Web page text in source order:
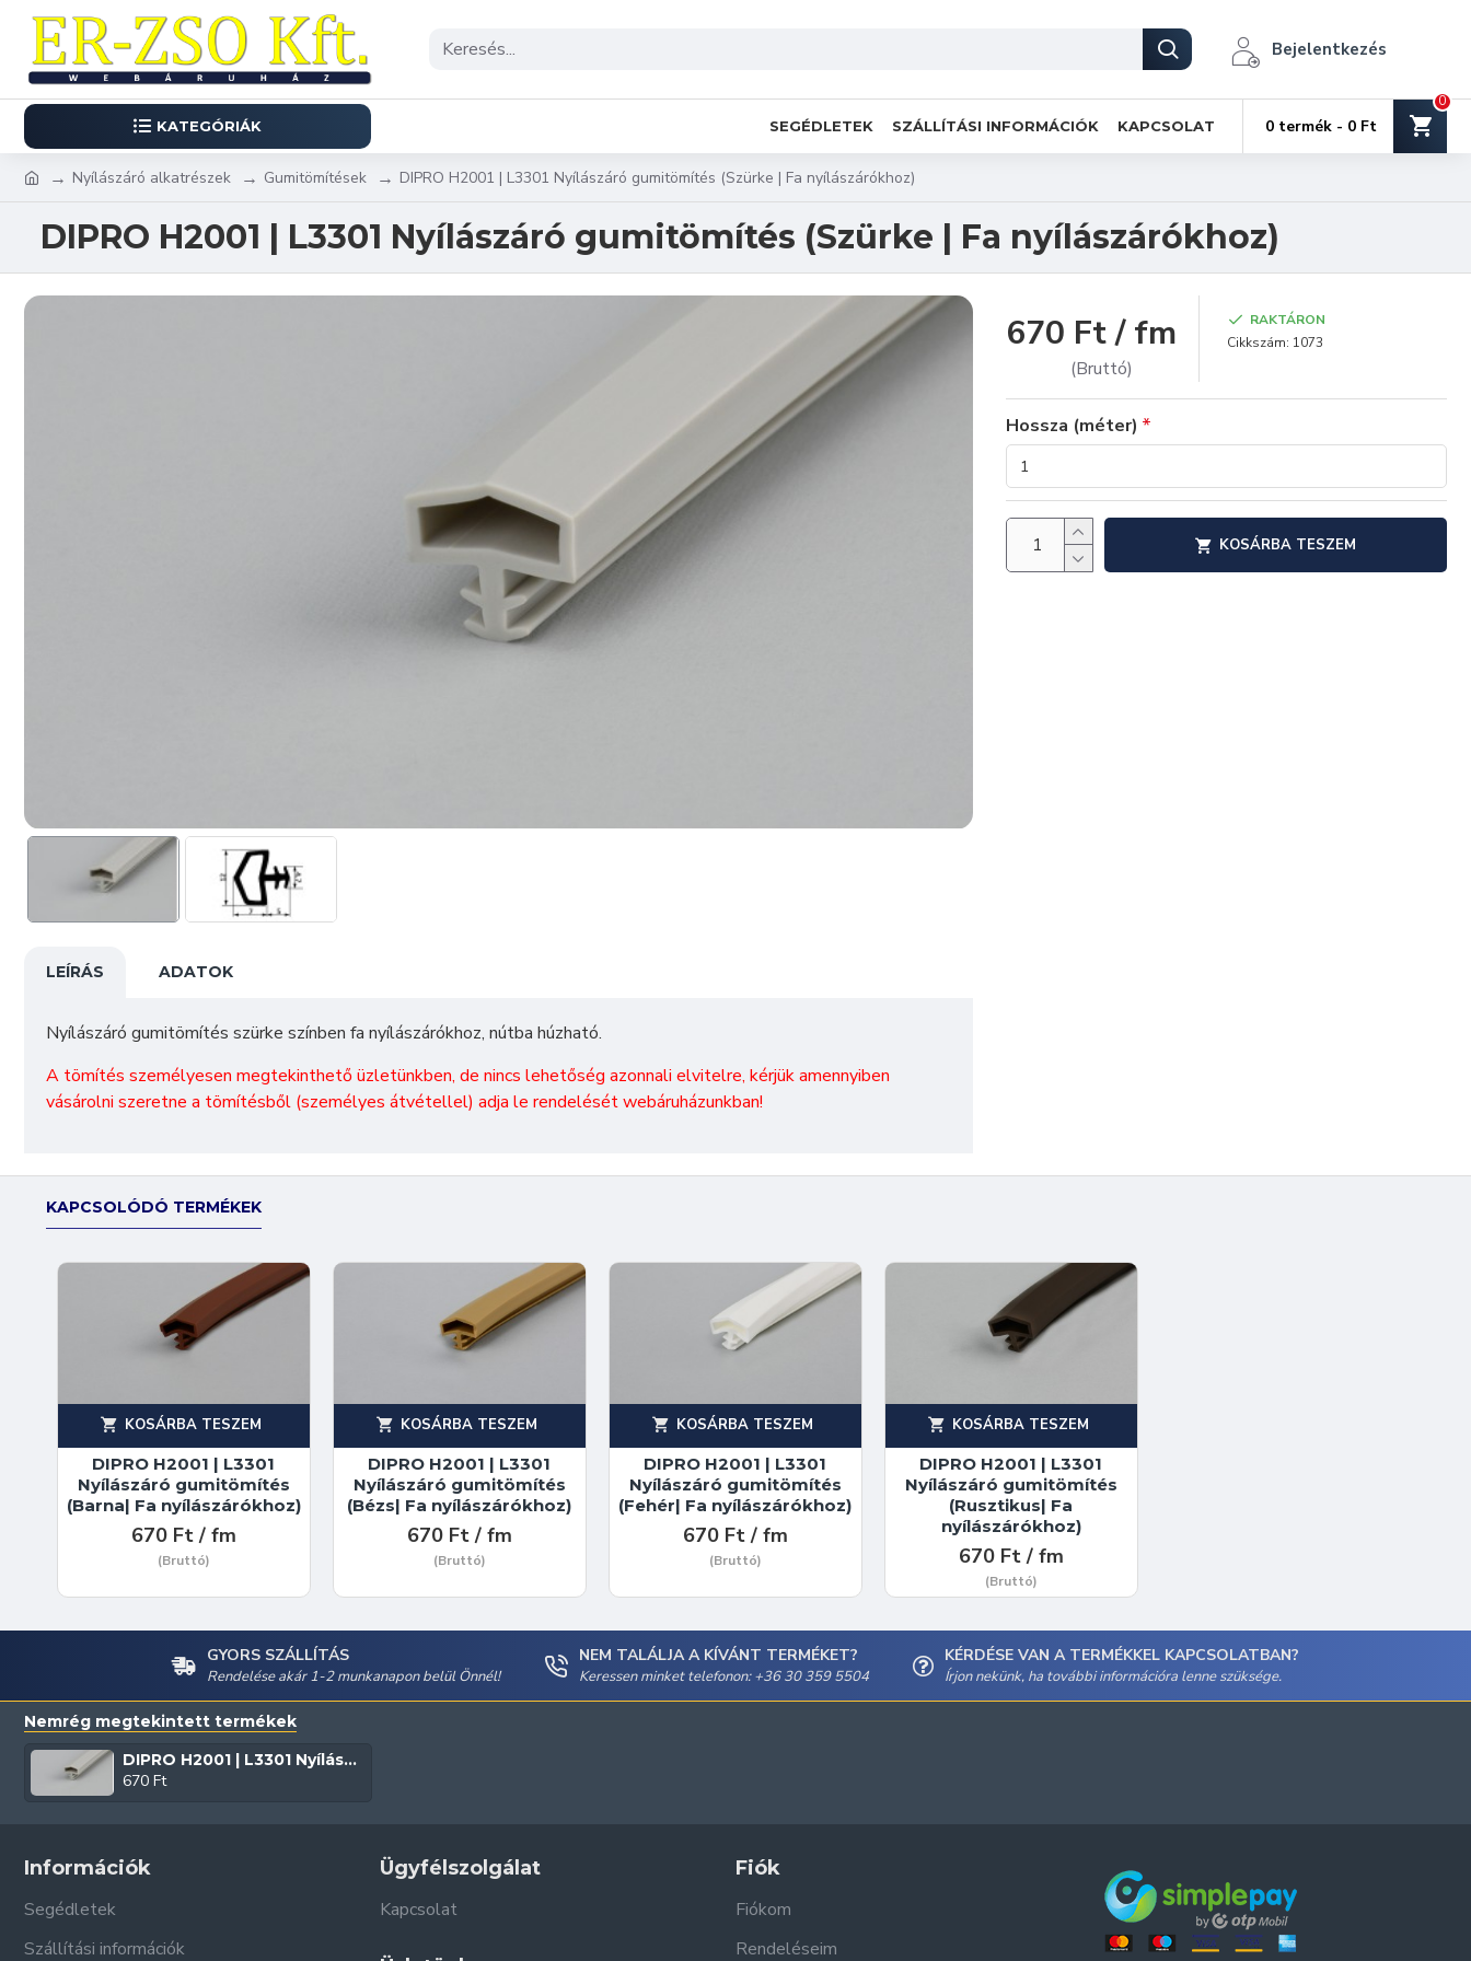
Bejelentkezés
KATEGÓRIÁK SEGÉDLETEK SZÁLLÍTÁSI INFORMÁCIÓK KAPCSOLAT 0 termék - 0 Ft
0
Nyílászáró alkatrészek Gumitömítések DIPRO H2001 | L3301 Nyílászáró gumitömítés (Szürke | Fa nyílászárókhoz)
DIPRO H2001 | L3301 Nyílászáró gumitömítés (Szürke | Fa nyílászárókhoz)
LEÍRÁS ADATOK
Nyílászáró gumitömítés szürke színben fa nyílászárókhoz, nútba húzható.
A tömítés személyesen megtekinthető üzletünkben, de nincs lehetőség azonnali elvitelre, kérjük amennyiben
vásárolni szeretne a tömítésből (személyes átvétellel) adja le rendelését webáruházunkban!
670 Ft / fm
(Bruttó)
RAKTÁRON
Cikkszám: 1073
Hossza (méter)
KOSÁRBA TESZEM
KAPCSOLÓDÓ TERMÉKEK
DIPRO H2001 | L3301
Nyílászáró gumitömítés
(Barna| Fa nyílászárókhoz)
670 Ft / fm
(Bruttó)
KOSÁRBA TESZEM
DIPRO H2001 | L3301
Nyílászáró gumitömítés
(Bézs| Fa nyílászárókhoz)
670 Ft / fm
(Bruttó)
KOSÁRBA TESZEM
DIPRO H2001 | L3301
Nyílászáró gumitömítés
(Fehér| Fa nyílászárókhoz)
670 Ft / fm
(Bruttó)
KOSÁRBA TESZEM
DIPRO H2001 | L3301
Nyílászáró gumitömítés
(Rusztikus| Fa
nyílászárókhoz)
670 Ft / fm
(Bruttó)
KOSÁRBA TESZEM
GYORS SZÁLLÍTÁS
Rendelése akár 1-2 munkanapon belül Önnél!
NEM TALÁLJA A KÍVÁNT TERMÉKET?
Keressen minket telefonon: +36 30 359 5504
KÉRDÉSE VAN A TERMÉKKEL KAPCSOLATBAN?
Írjon nekünk, ha további információra lenne szüksége.
Nemrég megtekintett termékek
DIPRO H2001 | L3301 Nyílászáró gumitömítés (Szürke | Fa nyílászárókhoz)
670 Ft
Információk
Segédletek
Szállítási információk
Ügyfélszolgálat
Kapcsolat
Fiók
Fiókom
Rendeléseim